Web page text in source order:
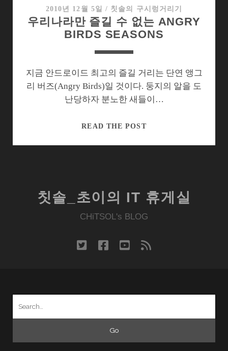
2010년 12월 5일 / 칫솔의 구시렁거리기
우리나라만 즐길 수 없는 ANGRY
BIRDS SEASONS
지금 안드로이드 최고의 즐길 거리는 단연 앵그
리 버즈(Angry Birds)일 것이다. 둥지의 알을 도
난당하자 분노한 새들이…
READ THE POST우
길
수
ANGRY
칫솔_초이의 IT 휴게실
CHiTSOL's BLOG
twitterfacebook
youtube
rss